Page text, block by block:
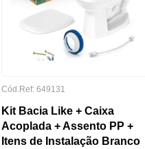
Cód.Ref: 649131
Kit Bacia Like + Caixa
Acoplada + Assento PP +
Itens de Instalação Branco